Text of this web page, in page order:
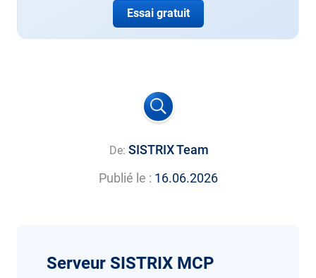
Essai gratuit
De: SISTRIX Team
Publié le : 16.06.2026
Serveur SISTRIX MCP